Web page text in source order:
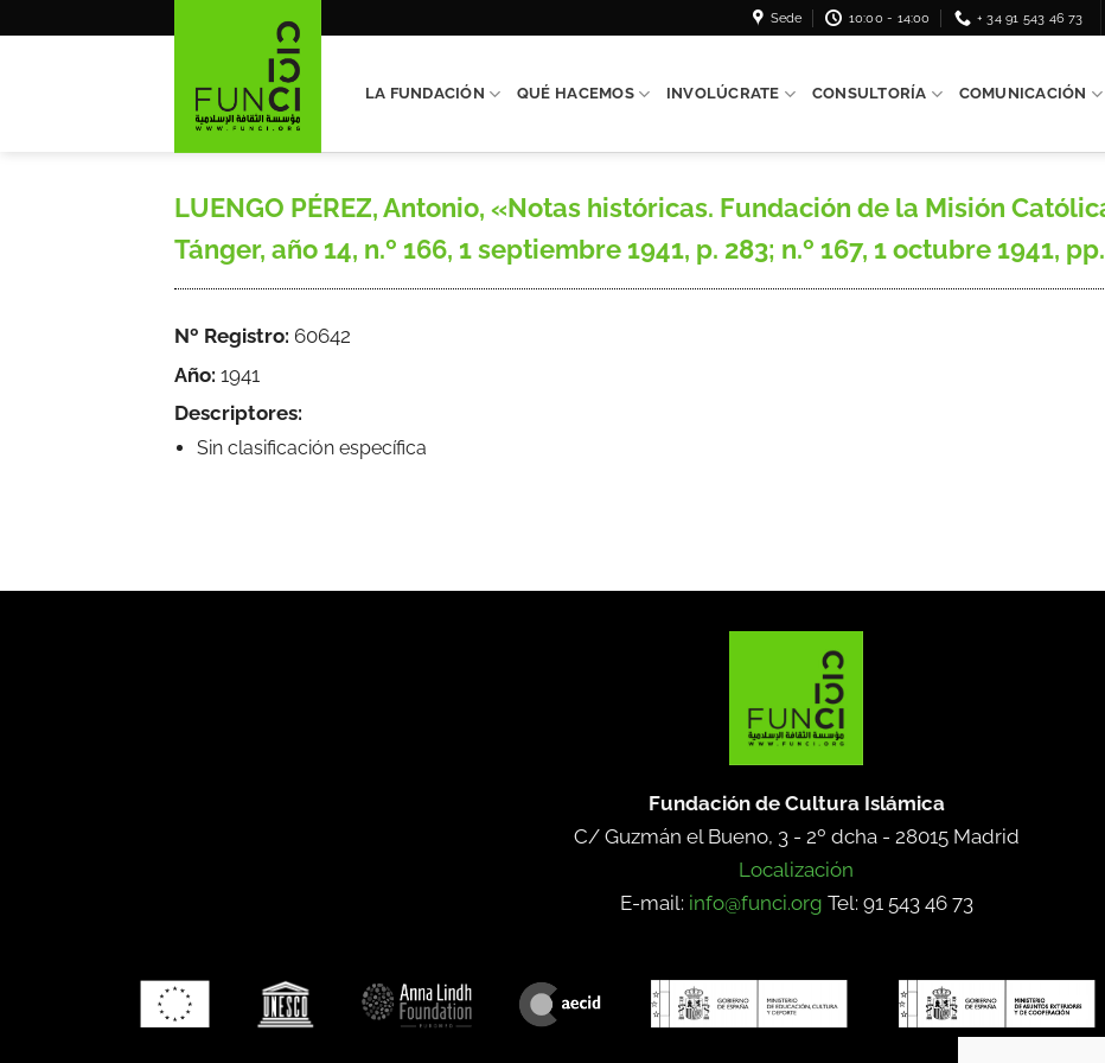
Sede 10:00 - 14:00 + 34 91 543 46 73
LA FUNDACIÓN QUÉ HACEMOS INVOLÚCRATE CONSULTORÍA COMUNICACIÓN
LUENGO PÉREZ, Antonio, «Notas históricas. Fundación de la Misión
Tánger, año 14, n.º 166, 1 septiembre 1941, p. 283; n.º 167, 1 octubre 1941,
Nº Registro: 60642
Año: 1941
Descriptores:
Sin clasificación específica
Fundación de Cultura Islámica
C/ Guzmán el Bueno, 3 - 2º dcha - 28015 Madrid
Localización
E-mail: info@funci.org Tel: 91 543 46 73